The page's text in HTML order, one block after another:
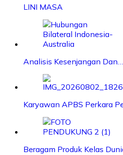
LINI MASA
Analisis Kesenjangan Dan…
Karyawan APBS Perkara
Beragam Produk Kelas